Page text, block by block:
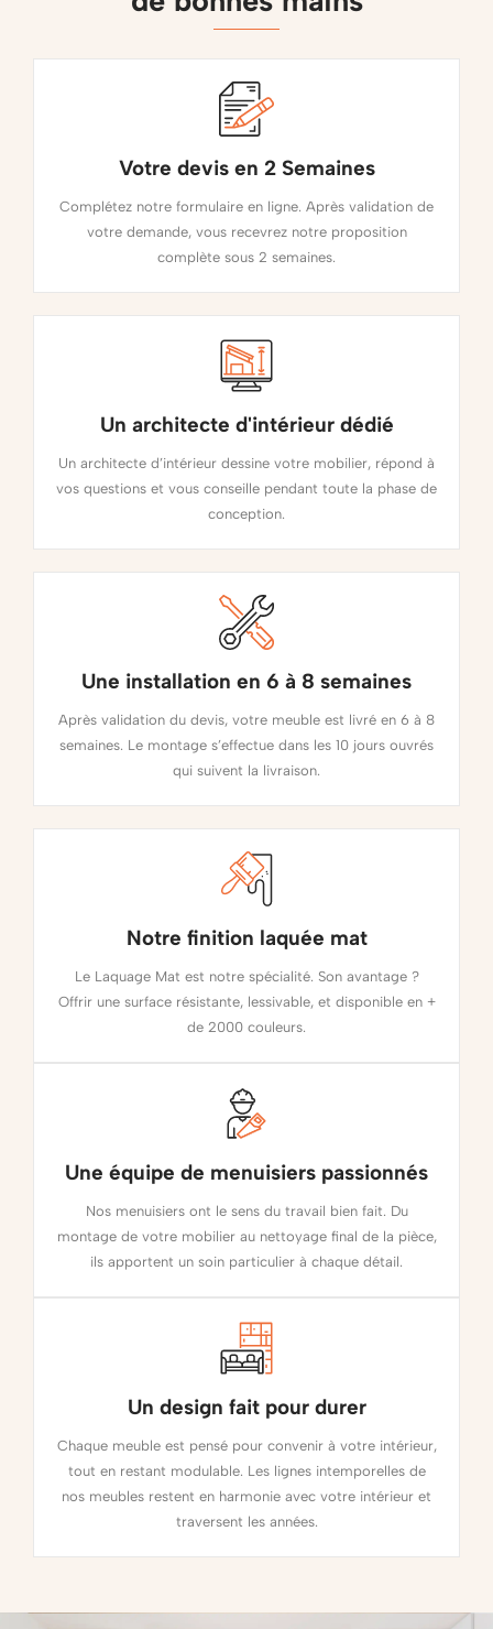
Votre devis en 2 Semaines
Complétez notre formulaire en ligne. Après validation de
votre demande, vous recevrez notre proposition
complète sous 2 semaines.
Un architecte d'intérieur dédié
Un architecte d’intérieur dessine votre mobilier, répond à
vos questions et vous conseille pendant toute la phase de
conception.
Une installation en 6 à 8 semaines
Après validation du devis, votre meuble est livré en 6 à 8
semaines. Le montage s’effectue dans les 10 jours ouvrés
qui suivent la livraison.
Notre finition laquée mat
Le Laquage Mat est notre spécialité. Son avantage ?
Offrir une surface résistante, lessivable, et disponible en +
de 2000 couleurs.
Une équipe de menuisiers passionnés
Nos menuisiers ont le sens du travail bien fait. Du
montage de votre mobilier au nettoyage final de la pièce,
ils apportent un soin particulier à chaque détail.
Un design fait pour durer
Chaque meuble est pensé pour convenir à votre intérieur,
tout en restant modulable. Les lignes intemporelles de
nos meubles restent en harmonie avec votre intérieur et
traversent les années.